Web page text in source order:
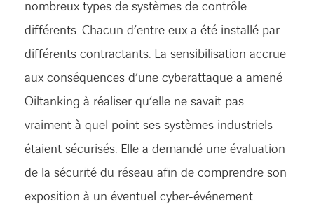
nombreux types de systèmes de contrôle
différents. Chacun d’entre eux a été installé par
différents contractants. La sensibilisation accrue
aux conséquences d’une cyberattaque a amené
Oiltanking à réaliser qu’elle ne savait pas
vraiment à quel point ses systèmes industriels
étaient sécurisés. Elle a demandé une évaluation
de la sécurité du réseau afin de comprendre son
exposition à un éventuel cyber-événement.